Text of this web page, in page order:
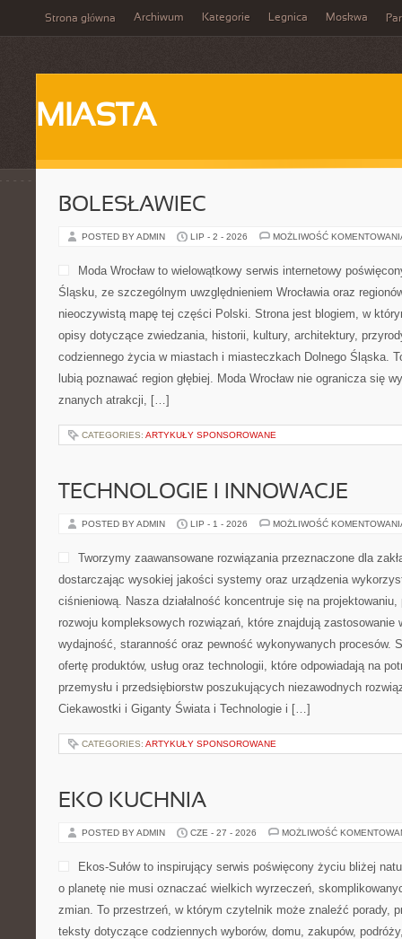
Strona główna Archiwum Kategorie Legnica Moskwa
MIASTA
BOLESŁAWIEC
POSTED BY ADMIN LIP - 2 - 2026 MOŻLIWOŚĆ
Moda Wrocław to wielowątkowy serwis internetowy
Śląsku, ze szczególnym uwzględnieniem Wrocławia oraz
nieoczywistą mapę tej części Polski. Strona jest blogiem, w
opisy dotyczące zwiedzania, historii, kultury, architektury,
codziennego życia w miastach i miasteczkach Dolnego Śląska.
lubią poznawać region głębiej. Moda Wrocław nie ogranicza się
znanych atrakcji, […]
CATEGORIES: ARTYKUŁY SPONSOROWANE
TECHNOLOGIE I INNOWACJE
POSTED BY ADMIN LIP - 1 - 2026 MOŻLIWOŚĆ
Tworzymy zaawansowane rozwiązania przeznaczone dla
dostarczając wysokiej jakości systemy oraz urządzenia
ciśnieniową. Nasza działalność koncentruje się na
rozwoju kompleksowych rozwiązań, które znajdują
wydajność, staranność oraz pewność wykonywanych procesów.
ofertę produktów, usług oraz technologii, które odpowiadają na
przemysłu i przedsiębiorstw poszukujących niezawodnych
Ciekawostki i Giganty Świata i Technologie i […]
CATEGORIES: ARTYKUŁY SPONSOROWANE
EKO KUCHNIA
POSTED BY ADMIN CZE - 27 - 2026 MOŻLIWOŚĆ
Ekos-Sułów to inspirujący serwis poświęcony życiu bliżej
o planetę nie musi oznaczać wielkich wyrzeczeń,
zmian. To przestrzeń, w którym czytelnik może znaleźć porady,
teksty dotyczące codziennych wyborów, domu, zakupów,